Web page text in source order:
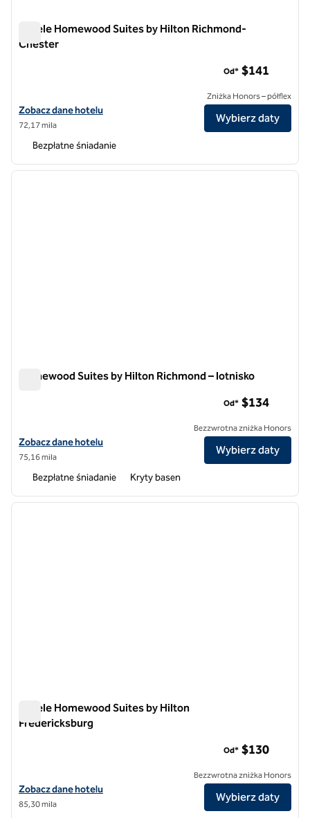
Hotele Homewood Suites by Hilton Richmond-
Chester
Zobacz szczegóły hotelu Homewood Suites by Hilton Richmond-
Zobacz dane hotelu
72,17 mila
Od* $141
Zniżka Honors – półflex
Wybierz daty
Bezpłatne śniadanie
1 z 12
Homewood Suites by Hilton Richmond – lotnisko
Zobacz szczegóły hotelu Homewood Suites by Hilton Richmond –
Zobacz dane hotelu
75,16 mila
Od* $134
Bezzwrotna zniżka Honors
Wybierz daty
Bezpłatne śniadanie Kryty basen
1 z 12
Hotele Homewood Suites by Hilton
Fredericksburg
Zobacz szczegóły hotelu Homewood Suites by Hilton
Zobacz dane hotelu
85,30 mila
Od* $130
Bezzwrotna zniżka Honors
Wybierz daty